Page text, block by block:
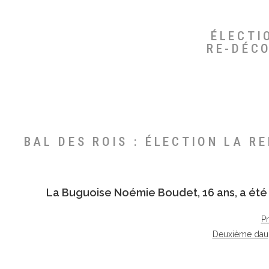
RE-
BAL DES ROIS : ÉLECTION LA
La Buguoise Noémie Boudet, 16 ans, a
Deuxième